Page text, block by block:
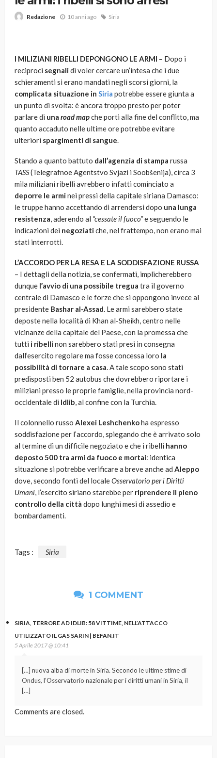
Redazione 10 anni ago Siria
I MILIZIANI RIBELLI DEPONGONO LE ARMI – Dopo i
reciproci segnalidi voler cercare un’intesa che i due
schieramenti si erano mandati negli scorsi giorni, la
complicata situazione in Siria potrebbe essere giunta a
un punto di svolta: è ancora troppo presto per poter
parlare di una road mapche porti alla fine del conflitto, ma
quanto accaduto nelle ultime ore potrebbe evitare
ulteriori spargimenti di sangue.
Stando a quanto battuto dall’agenzia di stampa russa
TASS(Telegrafnoe Agentstvo Svjazi i Soobšenija), circa 3
mila miliziani ribelli avrebbero infatti cominciato a
deporre le arminei pressi della capitale siriana Damasco:
le truppe hanno accettando di arrendersi dopo una lunga
resistenza, aderendo al “cessate il fuoco”e seguendo le
indicazioni dei negoziatiche, nel frattempo, non erano mai
stati interrotti.
L’ACCORDO PER LA RESA E LA SODDISFAZIONE RUSSA
– I dettagli della notizia, se confermati, implicherebbero
dunque l’avvio di una possibile tregua tra il governo
centrale di Damasco e le forze che si oppongono invece al
presidente Bashar al-Assad. Le armi sarebbero state
deposte nella località di Khan al-Sheikh, centro nelle
vicinanze della capitale del Paese, con la promessa che
tutti i ribellinon sarebbero stati presi in consegna
dall’esercito regolare ma fosse concessa loro la
possibilità di tornare a casa. A tale scopo sono stati
predisposti ben 52 autobus che dovrebbero riportare i
miliziani presso le proprie famiglie, nella provincia nord-
occidentale di Idlib, al confine con la Turchia.
Il colonnello russo Alexei Leshchenkoha espresso
soddisfazione per l’accordo, spiegando che è arrivato solo
al termine di un difficile negoziato e che i ribelli hanno
deposto 500 tra armi da fuoco e mortai: identica
situazione si potrebbe verificare a breve anche ad Aleppo
dove, secondo fonti del localeOsservatorio per i Diritti
Umani, l’esercito siriano starebbe per riprendere il pieno
controllo della città dopo lunghi mesi di assedio e
bombardamenti.
Tags : Siria
1 COMMENT
SIRIA, TERRORE AD IDLIB: 58 VITTIME, NELL’ATTACCO
UTILIZZATO IL GAS SARIN | BEFAN.IT
5 Aprile 2017 @ 10:41
[…] nuova alba di morte in Siria. Secondo le ultime stime di
Ondus, l’Osservatorio nazionale per i diritti umani in Siria, il
[…]
Comments are closed.